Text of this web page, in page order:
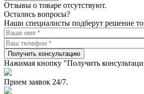
Отзывы о товаре отсутствуют.
Остались вопросы?
Наши специалисты подберут решение
Получить консультацию
Нажимая кнопку "Получить
Прием заявок 24/7.